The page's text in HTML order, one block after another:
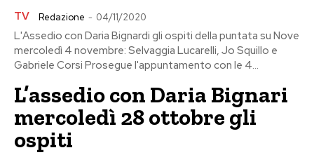
TV Redazione - 04/11/2020
L'Assedio con Daria Bignardi gli ospiti della puntata su Nove
mercoledì 4 novembre: Selvaggia Lucarelli, Jo Squillo e
Gabriele Corsi Prosegue l'appuntamento con le 4...
L’assedio con Daria Bignari
mercoledì 28 ottobre gli
ospiti